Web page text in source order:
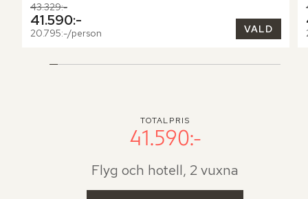
Tidigare pris,
43.329:-
Nuvarande pris,
41.590:-
20.795:-/person VALD
TOTALPRIS
41.590:-
Flyg och hotell, 2 vuxna